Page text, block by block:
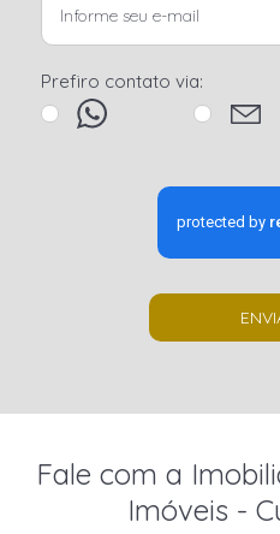
Prefiro contato via:
Fale com a
Imóveis -